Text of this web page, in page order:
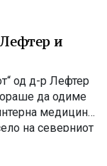
и
од д-р Лефтер
да одиме
медицина.
на северниот
Селото